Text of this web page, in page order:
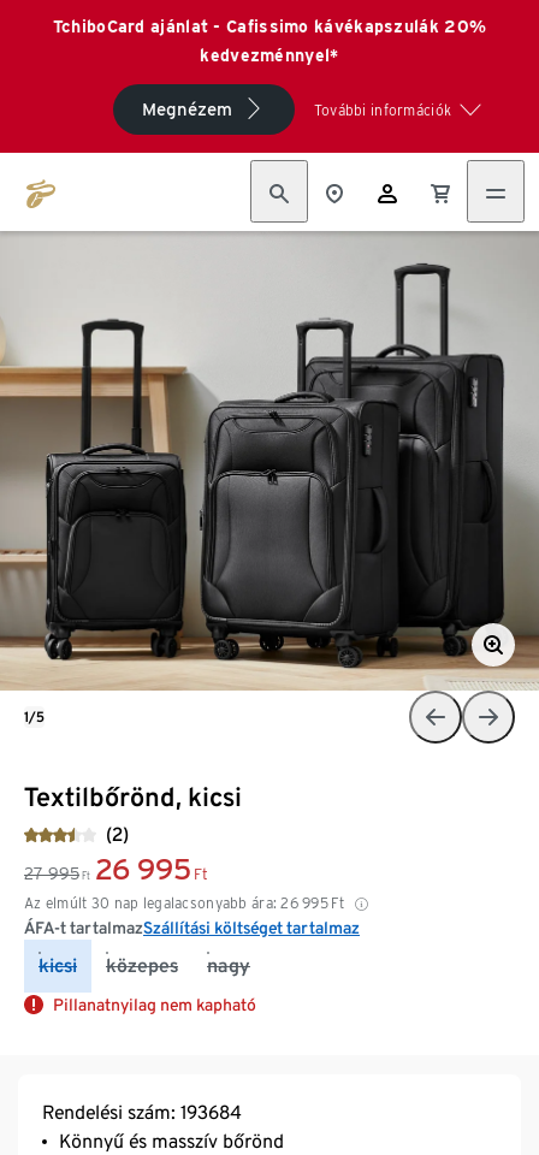
TchiboCard ajánlat - Cafissimo kávékapszulák 20%
kedvezménnyel*
Megnézem További információk
Textilbőrönd, kicsi
(2)
27 995 Ft 26 995 Ft
Az elmúlt 30 nap legalacsonyabb ára: 26 995 Ft
ÁFA-t tartalmazSzállítási költséget tartalmaz
kicsi közepes nagy
Pillanatnyilag nem kapható
1/5
Rendelési szám: 193684
Könnyű és masszív bőrönd